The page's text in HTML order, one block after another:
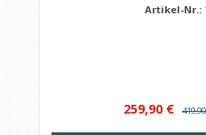
Artikel-Nr.:
Verkaufspreis:
259,90 €